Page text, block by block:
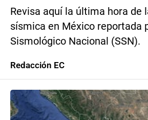
Revisa aquí la última hora de
sísmica en México reportada
Sismológico Nacional (SSN).
Redacción EC